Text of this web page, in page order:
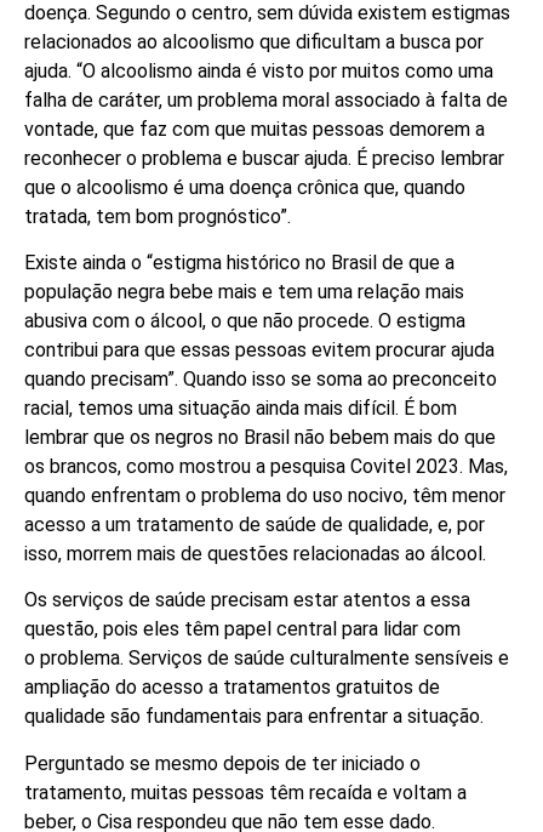
doença. Segundo o centro, sem dúvida existem estigmas
relacionados ao alcoolismo que dificultam a busca por
ajuda. “O alcoolismo ainda é visto por muitos como uma
falha de caráter, um problema moral associado à falta de
vontade, que faz com que muitas pessoas demorem a
reconhecer o problema e buscar ajuda. É preciso lembrar
que o alcoolismo é uma doença crônica que, quando
tratada, tem bom prognóstico”.
Existe ainda o “estigma histórico no Brasil de que a
população negra bebe mais e tem uma relação mais
abusiva com o álcool, o que não procede. O estigma
contribui para que essas pessoas evitem procurar ajuda
quando precisam”. Quando isso se soma ao preconceito
racial, temos uma situação ainda mais difícil. É bom
lembrar que os negros no Brasil não bebem mais do que
os brancos, como mostrou a pesquisa Covitel 2023. Mas,
quando enfrentam o problema do uso nocivo, têm menor
acesso a um tratamento de saúde de qualidade, e, por
isso, morrem mais de questões relacionadas ao álcool.
Os serviços de saúde precisam estar atentos a essa
questão, pois eles têm papel central para lidar com
o problema. Serviços de saúde culturalmente sensíveis e
ampliação do acesso a tratamentos gratuitos de
qualidade são fundamentais para enfrentar a situação.
Perguntado se mesmo depois de ter iniciado o
tratamento, muitas pessoas têm recaída e voltam a
beber, o Cisa respondeu que não tem esse dado.